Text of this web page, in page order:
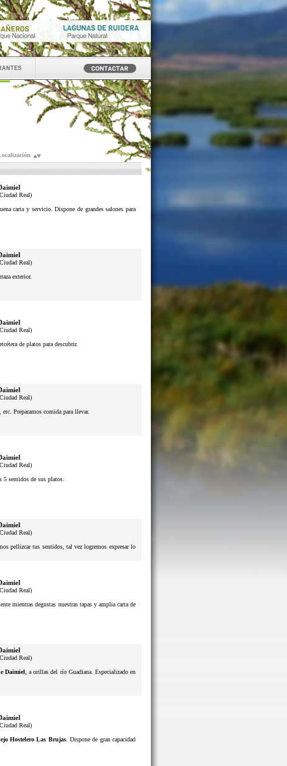
Real)
carta y servicio. Dispone de grandes salones para
Real)
exterior.
Real)
de platos para descubrir.
Real)
Preparamos comida para llevar.
Real)
5 sentidos de sus platos.
Real)
pellizcar tus sentidos, tal vez logremos expresar lo
Real)
mientras degustas nuestras tapas y amplia carta de
Real)
Daimiel, a orillas del río Guadiana. Especializado en
Real)
Hostelero Las Brujas. Dispone de gran capacidad